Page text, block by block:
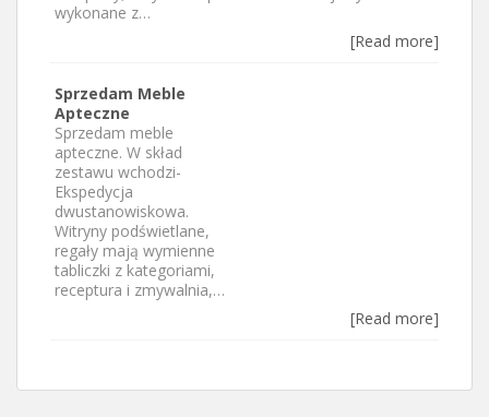
wykonane z…
[Read more]
Sprzedam Meble
Apteczne
Sprzedam meble
apteczne. W skład
zestawu wchodzi-
Ekspedycja
dwustanowiskowa.
Witryny podświetlane,
regały mają wymienne
tabliczki z kategoriami,
receptura i zmywalnia,…
[Read more]